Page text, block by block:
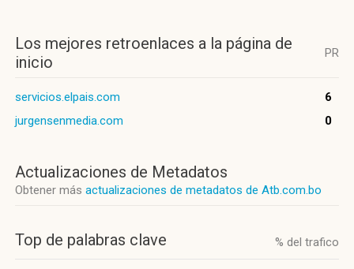
Los mejores retroenlaces a la página de
inicio
PR
servicios.elpais.com
6
jurgensenmedia.com
0
Actualizaciones de Metadatos
Obtener más actualizaciones de metadatos de Atb.com.bo
Top de palabras clave % del trafico